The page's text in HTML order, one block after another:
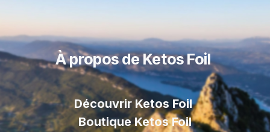
À propos de Ketos Foil
Découvrir Ketos Foil
Boutique Ketos Foil